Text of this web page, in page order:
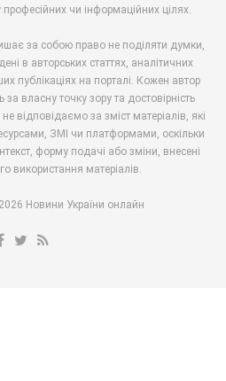
професійних чи інформаційних цілях.
за собою право не поділяти думки,
в авторських статтях, аналітичних
публікаціях на порталі. Кожен автор
за власну точку зору та достовірність
відповідаємо за зміст матеріалів, які
ЗМІ чи платформами, оскільки
форму подачі або зміни, внесені
використання матеріалів.
Новини України онлайн